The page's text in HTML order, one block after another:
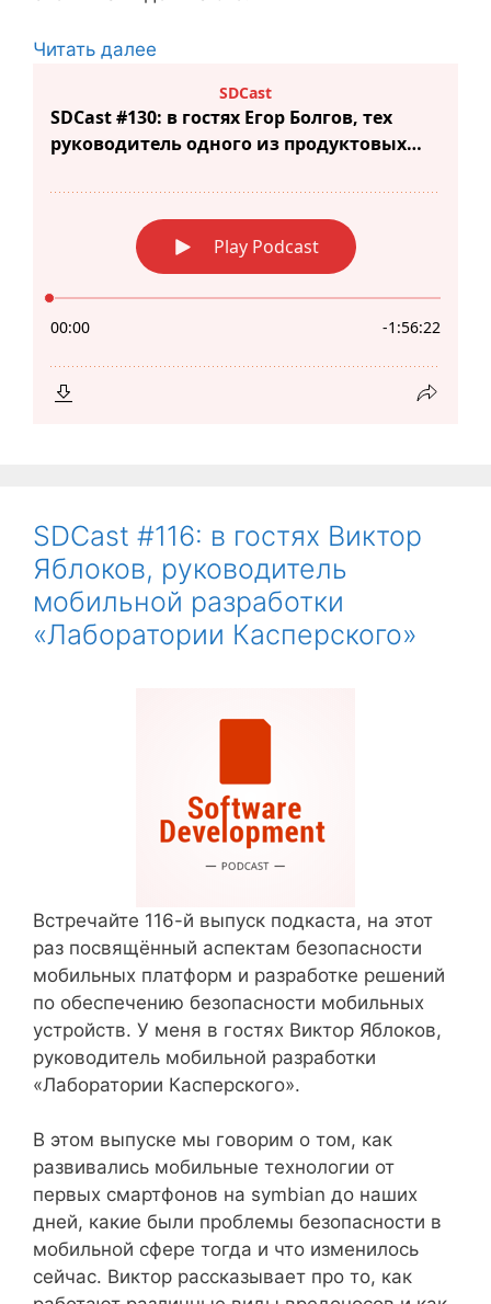
Читать далее
SDCast #116: в гостях Виктор
Яблоков, руководитель
мобильной разработки
«Лаборатории Касперского»
Встречайте 116-й выпуск подкаста, на этот
раз посвящённый аспектам безопасности
мобильных платформ и разработке решений
по обеспечению безопасности мобильных
устройств. У меня в гостях Виктор Яблоков,
руководитель мобильной разработки
«Лаборатории Касперского».
В этом выпуске мы говорим о том, как
развивались мобильные технологии от
первых смартфонов на symbian до наших
дней, какие были проблемы безопасности в
мобильной сфере тогда и что изменилось
сейчас. Виктор рассказывает про то, как